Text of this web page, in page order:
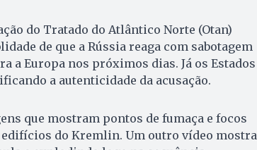
do Tratado do Atlântico Norte (Otan)
de que a Rússia reaga com sabotagem
a Europa nos próximos dias. Já os Estados
a autenticidade da acusação.
que mostram pontos de fumaça e focos
do Kremlin. Um outro vídeo mostra